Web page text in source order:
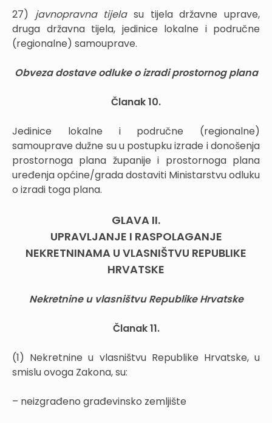
27) javnopravna tijelasu tijela državne uprave,
druga državna tijela, jedinice lokalne i područne
(regionalne) samouprave.
Obveza dostave odluke o izradi prostornog plana
Članak 10.
Jedinice lokalne i područne (regionalne)
samouprave dužne su u postupku izrade i donošenja
prostornoga plana županije i prostornoga plana
uređenja općine/grada dostaviti Ministarstvu odluku
o izradi toga plana.
GLAVA II.
UPRAVLJANJE I RASPOLAGANJE
NEKRETNINAMA U VLASNIŠTVU REPUBLIKE
HRVATSKE
Nekretnine u vlasništvu Republike Hrvatske
Članak 11.
(1) Nekretnine u vlasništvu Republike Hrvatske, u
smislu ovoga Zakona, su:
– neizgrađeno građevinsko zemljište